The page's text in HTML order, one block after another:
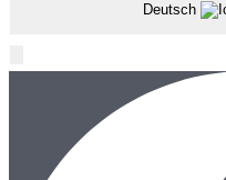
Deutsch